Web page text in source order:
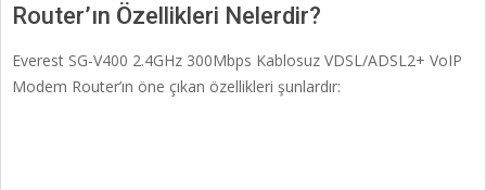
Router’ın Özellikleri Nelerdir?
Everest SG-V400 2.4GHz 300Mbps Kablosuz VDSL/ADSL2+ VoIP
Modem Router’ın öne çıkan özellikleri şunlardır: